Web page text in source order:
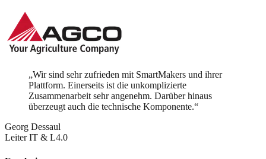
„Wir sind sehr zufrieden mit SmartMakers und ihrer
Plattform. Einerseits ist die unkomplizierte
Zusammenarbeit sehr angenehm. Darüber hinaus
überzeugt auch die technische Komponente.“
Georg Dessaul
Leiter IT & L4.0